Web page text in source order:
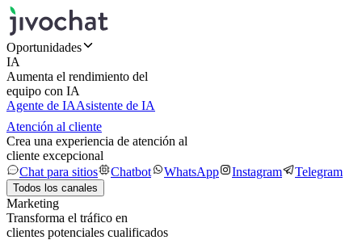
Oportunidades
IA
Aumenta el rendimiento del
equipo con IA
Agente de IAAsistente de IA
Atención al cliente
Crea una experiencia de atención al
cliente excepcional
Chat para sitios
Chatbot WhatsApp Instagram Telegram
Todos los canales
Marketing
Transforma el tráfico en
clientes potenciales cualificados